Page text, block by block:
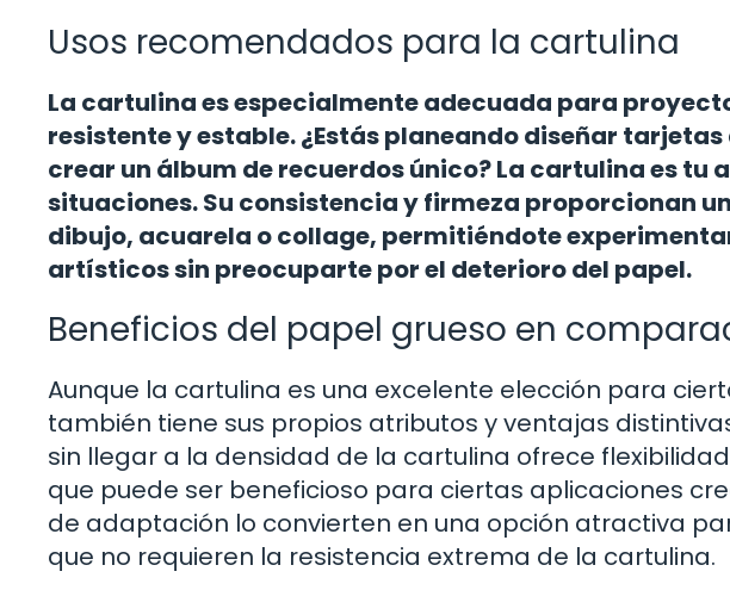
Usos recomendados para la cartulina
La cartulina es especialmente adecuada para
resistente y estable. ¿Estás planeando diseñar
crear un álbum de recuerdos único? La cartulina es tu
situaciones. Su consistencia y firmeza proporcionan
dibujo, acuarela o collage, permitiéndote
artísticos sin preocuparte por el deterioro del papel.
Beneficios del papel grueso en
Aunque la cartulina es una excelente elección para
también tiene sus propios atributos y ventajas
sin llegar a la densidad de la cartulina ofrece
que puede ser beneficioso para ciertas aplicaciones
de adaptación lo convierten en una opción atractiva
que no requieren la resistencia extrema de la cartulina.